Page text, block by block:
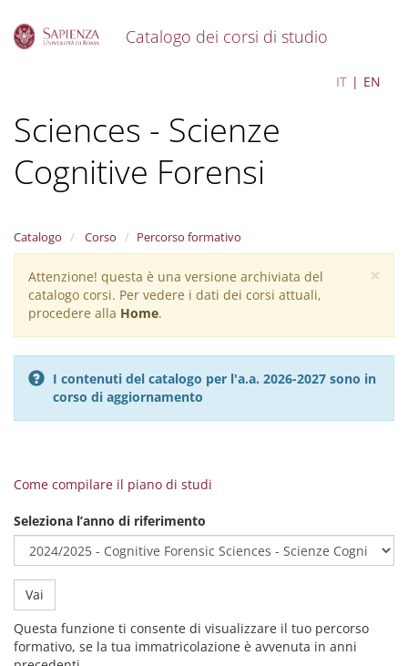
Catalogo dei corsi di studio
IT EN
Sciences - Scienze
Cognitive Forensi
Catalogo Corso Percorso formativo
×
Warning
message
Attenzione! questa è una versione archiviata del
catalogo corsi. Per vedere i dati dei corsi attuali,
procedere alla Home.
I contenuti del catalogo per l'a.a. 2026-2027 sono in
corso di aggiornamento
Come compilare il piano di studi
Seleziona l’anno di riferimento
Vai
Questa funzione ti consente di visualizzare il tuo percorso
formativo, se la tua immatricolazione è avvenuta in anni